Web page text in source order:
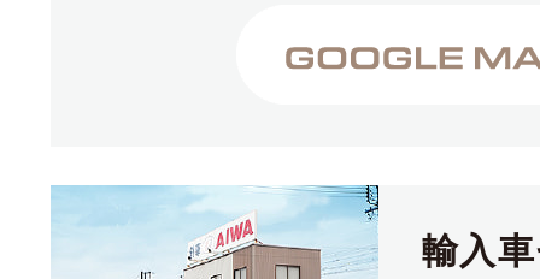
輸入